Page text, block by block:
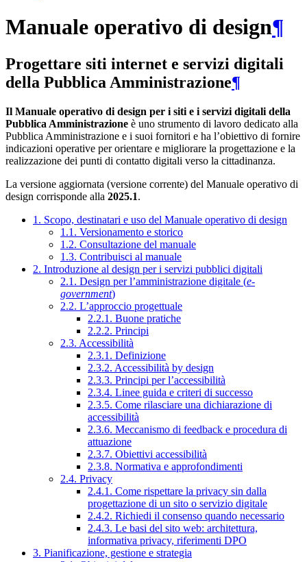
Manuale operativo di design¶
Progettare siti internet e servizi digitali
della Pubblica Amministrazione¶
Il Manuale operativo di design per i siti e i servizi digitali della
Pubblica Amministrazione è uno strumento di lavoro dedicato alla
Pubblica Amministrazione e i suoi fornitori e ha l’obiettivo di fornire
indicazioni operative per orientare e migliorare la progettazione e la
realizzazione dei punti di contatto digitali verso la cittadinanza.
La versione aggiornata (versione corrente) del Manuale operativo di
design corrisponde alla 2025.1.
1. Scopo, destinatari e uso del Manuale operativo di design
1.1. Versionamento e storico
1.2. Consultazione del manuale
1.3. Contribuisci al manuale
2. Introduzione al design per i servizi pubblici digitali
2.1. Design per l’amministrazione digitale (e-
government)
2.2. L’approccio progettuale
2.2.1. Buone pratiche
2.2.2. Principi
2.3. Accessibilità
2.3.1. Definizione
2.3.2. Accessibilità by design
2.3.3. Principi per l’accessibilità
2.3.4. Linee guida e criteri di successo
2.3.5. Come rilasciare una dichiarazione di
accessibilità
2.3.6. Meccanismo di feedback e procedura di
attuazione
2.3.7. Obiettivi accessibilità
2.3.8. Normativa e approfondimenti
2.4. Privacy
2.4.1. Come rispettare la privacy sin dalla
progettazione di un sito o servizio digitale
2.4.2. Richiedi il consenso quando necessario
2.4.3. Le basi del sito web: architettura,
informativa privacy, riferimenti DPO
3. Pianificazione, gestione e strategia